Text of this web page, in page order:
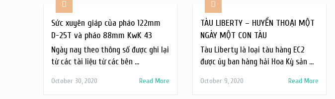
Sức xuyên giáp của pháo 122mm
D-25T và pháo 88mm KwK 43
Ngày nay theo thông số được ghi lại
từ các tài liệu từ các bên …
October 30, 2020 Read More
TÀU LIBERTY – HUYỀN THOẠI MỘT
NGÀY MỘT CON TÀU
Tàu Liberty là loại tàu hàng EC2
được ủy ban hàng hải Hoa Kỳ sản …
October 9, 2020 Read More